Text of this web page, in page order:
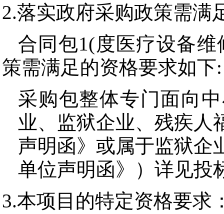
2.落实政府采购政策需满
合同包1(度医疗设备
策需满足的资格要求如下:
采购包整体专门面向
业、监狱企业、残疾人
声明函》或属于监狱企
单位声明函》）详见投
3.本项目的特定资格要求